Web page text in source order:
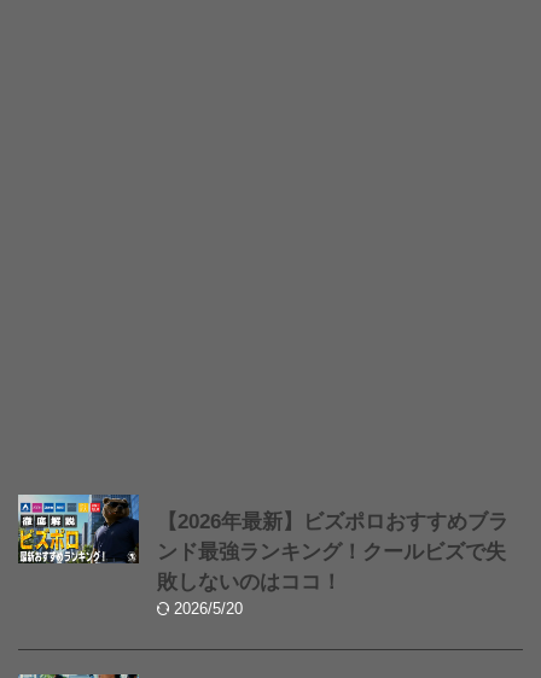
【2026年最新】ビズポロおすすめブラ
ンド最強ランキング！クールビズで失
敗しないのはココ！
2026/5/20